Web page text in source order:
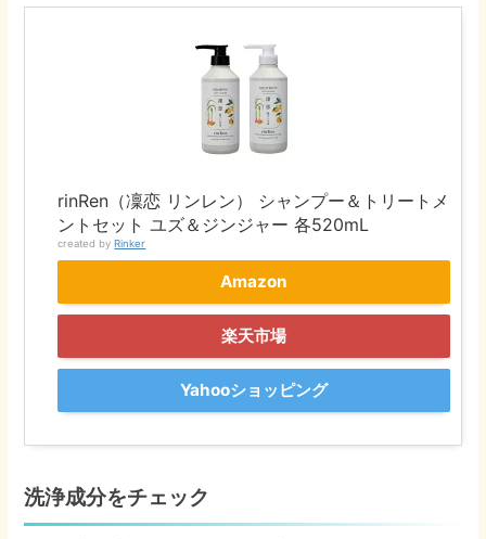
rinRen（凜恋 リンレン） シャンプー＆トリートメ
ントセット ユズ＆ジンジャー 各520mL
created byRinker
Amazon
楽天市場
Yahooショッピング
洗浄成分をチェック